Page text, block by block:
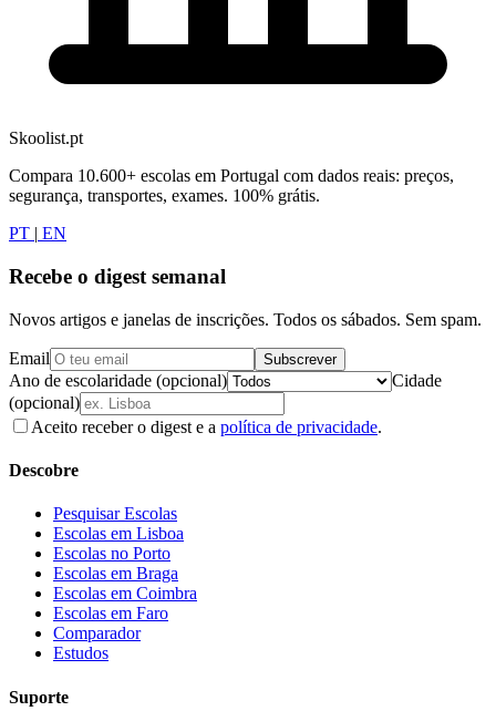
Skoolist.pt
Compara 10.600+ escolas em Portugal com dados reais: preços,
segurança, transportes, exames. 100% grátis.
PT | EN
Recebe o digest semanal
Novos artigos e janelas de inscrições. Todos os sábados. Sem spam.
Email Subscrever
Ano de escolaridade (opcional)
Cidade
(opcional)
Aceito receber o digest e a política de privacidade.
Descobre
Pesquisar Escolas
Escolas em Lisboa
Escolas no Porto
Escolas em Braga
Escolas em Coimbra
Escolas em Faro
Comparador
Estudos
Suporte